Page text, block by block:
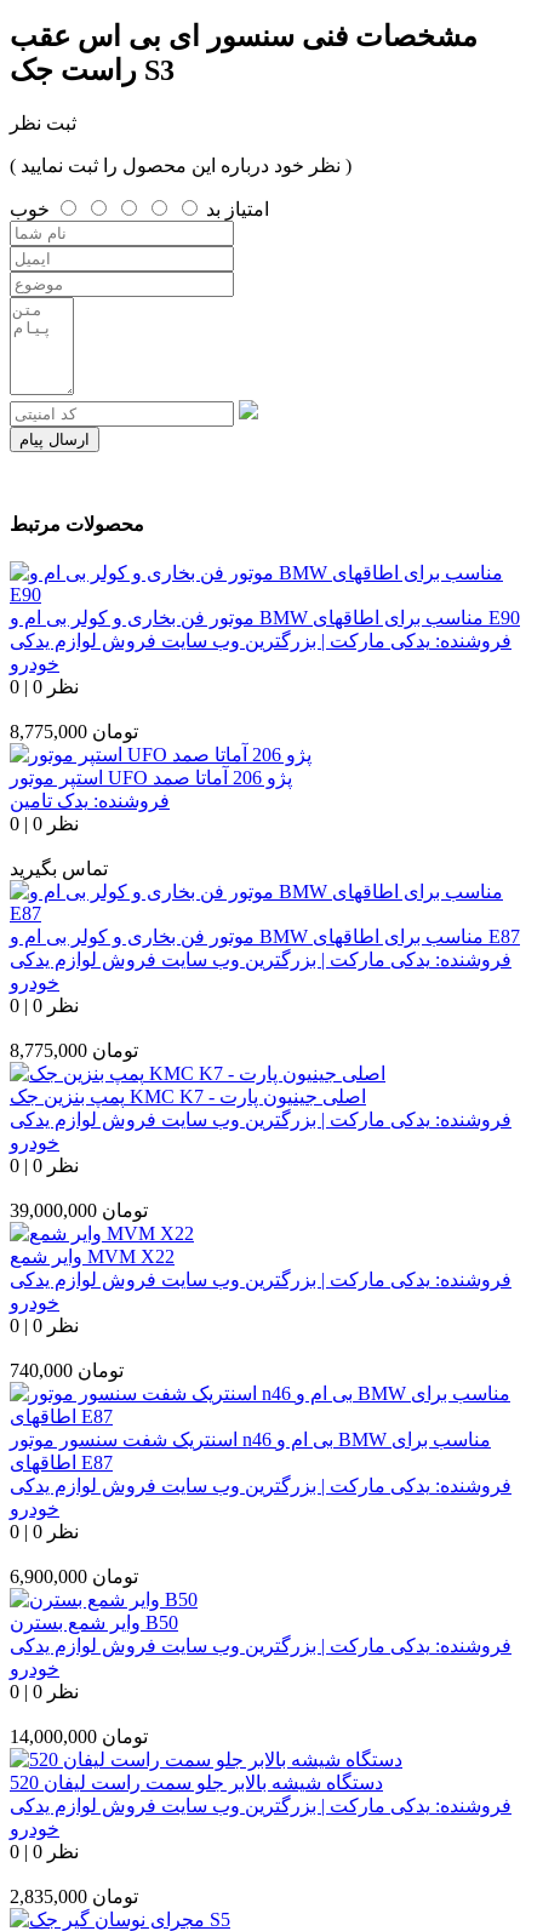
مشخصات فنی سنسور ای بی اس عقب
راست جک S3
ثبت نظر
( نظر خود درباره این محصول را ثبت نمایید )
امتیاز بد خوب
ارسال پیام
محصولات مرتبط
موتور فن بخاری و کولر بی ام و BMW مناسب برای اطاقهای E90
فروشنده: یدکی مارکت | بزرگترین وب سایت فروش لوازم یدکی
خودرو
0 | 0 نظر
8,775,000 تومان
استپر موتور UFO پژو 206 آماتا صمد
فروشنده: یدک تامین
0 | 0 نظر
تماس بگیرید
موتور فن بخاری و کولر بی ام و BMW مناسب برای اطاقهای E87
فروشنده: یدکی مارکت | بزرگترین وب سایت فروش لوازم یدکی
خودرو
0 | 0 نظر
8,775,000 تومان
پمپ بنزین جک KMC K7 - اصلی جینیون پارت
فروشنده: یدکی مارکت | بزرگترین وب سایت فروش لوازم یدکی
خودرو
0 | 0 نظر
39,000,000 تومان
وایر شمع MVM X22
فروشنده: یدکی مارکت | بزرگترین وب سایت فروش لوازم یدکی
خودرو
0 | 0 نظر
740,000 تومان
اسنتریک شفت سنسور موتور n46 بی ام و BMW مناسب برای
اطاقهای E87
فروشنده: یدکی مارکت | بزرگترین وب سایت فروش لوازم یدکی
خودرو
0 | 0 نظر
6,900,000 تومان
وایر شمع بسترن B50
فروشنده: یدکی مارکت | بزرگترین وب سایت فروش لوازم یدکی
خودرو
0 | 0 نظر
14,000,000 تومان
دستگاه شیشه بالابر جلو سمت راست لیفان 520
فروشنده: یدکی مارکت | بزرگترین وب سایت فروش لوازم یدکی
خودرو
0 | 0 نظر
2,835,000 تومان